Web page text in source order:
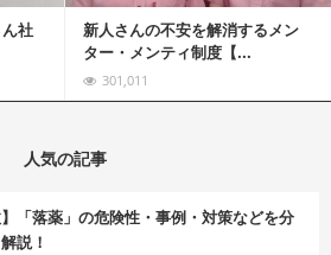
社
新人さんの不安を解消するメン
ター・メンティ制度【...
301,011
人気の記事
】「落薬」の危険性・事例・対策などを分
説！